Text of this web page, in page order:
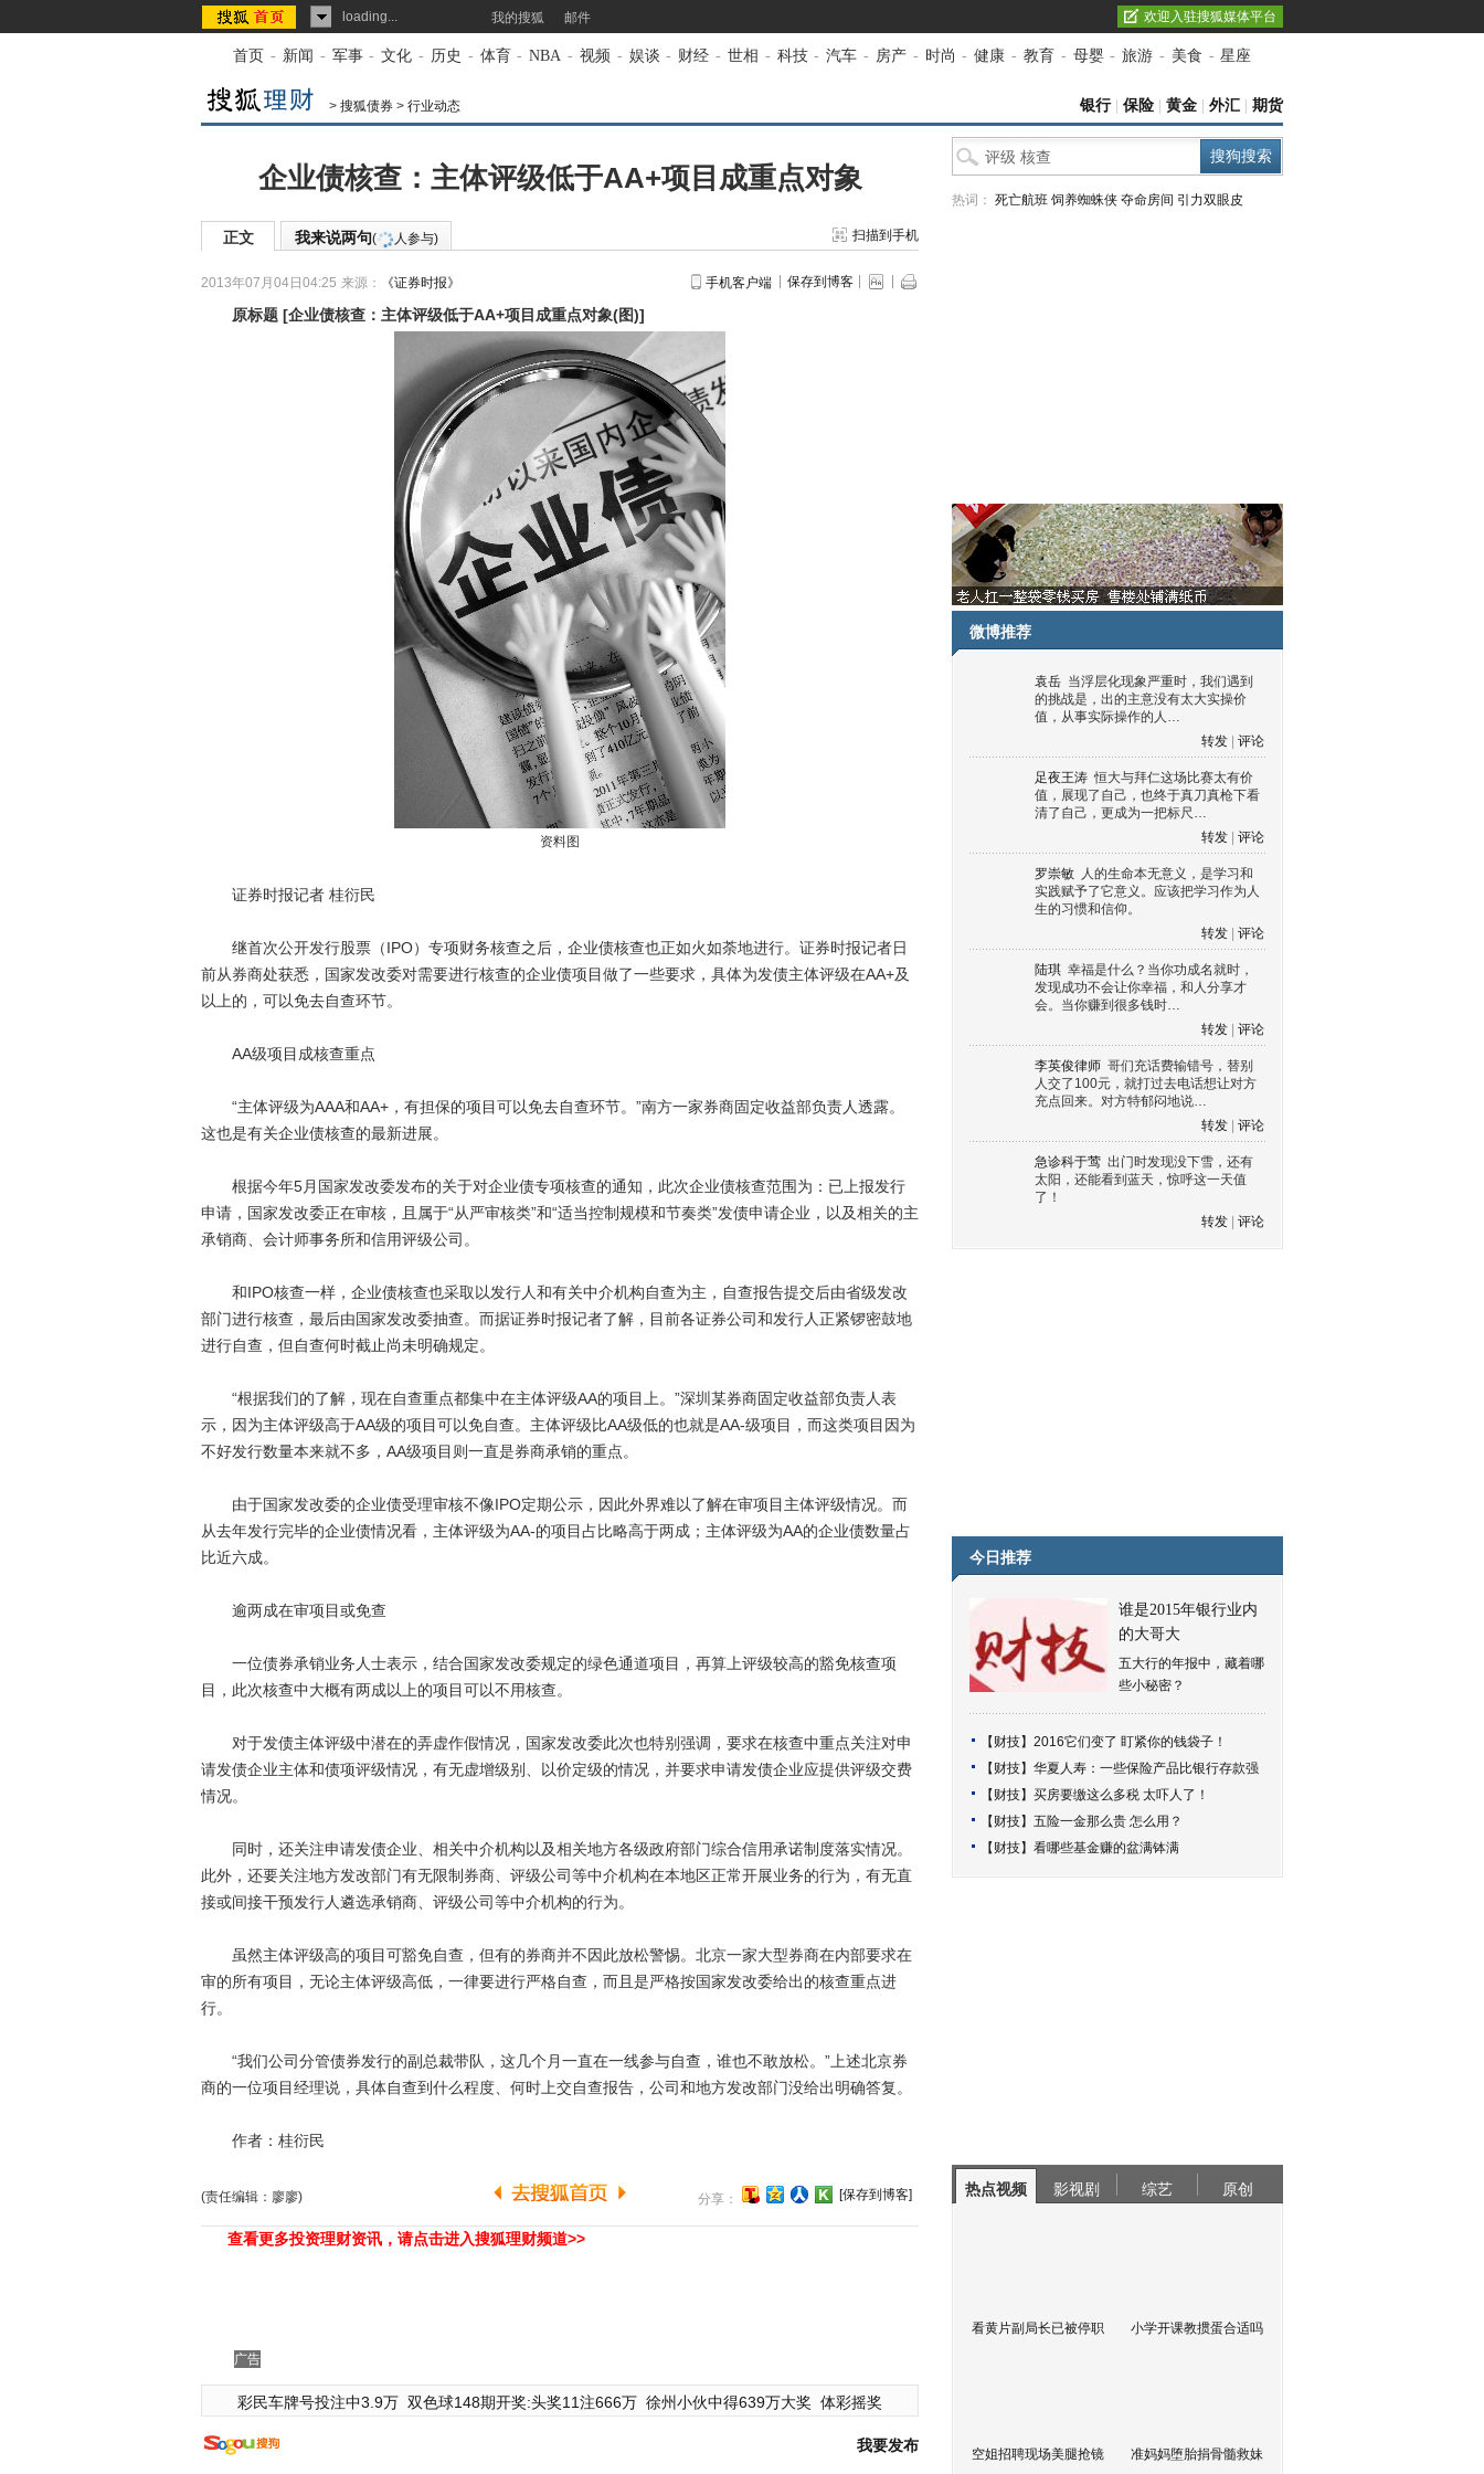
loading... 我的搜狐 邮件 欢迎入驻搜狐媒体平台
首页 - 新闻 - 军事 - 文化 - 历史 - 体育 - NBA - 视频 - 娱谈 - 财经 - 世相 - 科技 - 汽车 - 房产 - 时尚 - 健康 - 教育 - 母婴 - 旅游 - 美食 - 星座
> 搜狐债券 > 行业动态 银行| 保险 黄金 外汇 期货
企业债核查：主体评级低于AA+项目成重点对象
正文 我来说两句( 人参与) 扫描到手机
2013年07月04日04:25 来源： 《证券时报》 手机客户端 保存到博客
原标题 [企业债核查：主体评级低于AA+项目成重点对象(图)]
资料图
证券时报记者 桂衍民
继首次公开发行股票（IPO）专项财务核查之后，企业债核查也正如火如荼地进行。证券时报记者日
前从券商处获悉，国家发改委对需要进行核查的企业债项目做了一些要求，具体为发债主体评级在AA+及
以上的，可以免去自查环节。
AA级项目成核查重点
“主体评级为AAA和AA+，有担保的项目可以免去自查环节。”南方一家券商固定收益部负责人透露。
这也是有关企业债核查的最新进展。
根据今年5月国家发改委发布的关于对企业债专项核查的通知，此次企业债核查范围为：已上报发行
申请，国家发改委正在审核，且属于“从严审核类”和“适当控制规模和节奏类”发债申请企业，以及相关的主
承销商、会计师事务所和信用评级公司。
和IPO核查一样，企业债核查也采取以发行人和有关中介机构自查为主，自查报告提交后由省级发改
部门进行核查，最后由国家发改委抽查。而据证券时报记者了解，目前各证券公司和发行人正紧锣密鼓地
进行自查，但自查何时截止尚未明确规定。
“根据我们的了解，现在自查重点都集中在主体评级AA的项目上。”深圳某券商固定收益部负责人表
示，因为主体评级高于AA级的项目可以免自查。主体评级比AA级低的也就是AA-级项目，而这类项目因为
不好发行数量本来就不多，AA级项目则一直是券商承销的重点。
由于国家发改委的企业债受理审核不像IPO定期公示，因此外界难以了解在审项目主体评级情况。而
从去年发行完毕的企业债情况看，主体评级为AA-的项目占比略高于两成；主体评级为AA的企业债数量占
比近六成。
逾两成在审项目或免查
一位债券承销业务人士表示，结合国家发改委规定的绿色通道项目，再算上评级较高的豁免核查项
目，此次核查中大概有两成以上的项目可以不用核查。
对于发债主体评级中潜在的弄虚作假情况，国家发改委此次也特别强调，要求在核查中重点关注对申
请发债企业主体和债项评级情况，有无虚增级别、以价定级的情况，并要求申请发债企业应提供评级交费
情况。
同时，还关注申请发债企业、相关中介机构以及相关地方各级政府部门综合信用承诺制度落实情况。
此外，还要关注地方发改部门有无限制券商、评级公司等中介机构在本地区正常开展业务的行为，有无直
接或间接干预发行人遴选承销商、评级公司等中介机构的行为。
虽然主体评级高的项目可豁免自查，但有的券商并不因此放松警惕。北京一家大型券商在内部要求在
审的所有项目，无论主体评级高低，一律要进行严格自查，而且是严格按国家发改委给出的核查重点进
行。
“我们公司分管债券发行的副总裁带队，这几个月一直在一线参与自查，谁也不敢放松。”上述北京券
商的一位项目经理说，具体自查到什么程度、何时上交自查报告，公司和地方发改部门没给出明确答复。
作者：桂衍民
(责任编辑：廖廖) 分享： [保存到博客]
查看更多投资理财资讯，请点击进入搜狐理财频道>>
广告
彩民车牌号投注中3.9万 双色球148期开奖:头奖11注666万 徐州小伙中得639万大奖 体彩摇奖
我要发布
热词： 死亡航班 饲养蜘蛛侠 夺命房间 引力双眼皮
微博推荐
袁岳 当浮层化现象严重时，我们遇到
的挑战是，出的主意没有太大实操价
值，从事实际操作的人…
转发
评论
足夜王涛 恒大与拜仁这场比赛太有价
值，展现了自己，也终于真刀真枪下看
清了自己，更成为一把标尺…
转发
评论
罗崇敏 人的生命本无意义，是学习和
实践赋予了它意义。应该把学习作为人
生的习惯和信仰。
转发
评论
陆琪 幸福是什么？当你功成名就时，
发现成功不会让你幸福，和人分享才
会。当你赚到很多钱时…
转发
评论
李英俊律师 哥们充话费输错号，替别
人交了100元，就打过去电话想让对方
充点回来。对方特郁闷地说…
转发
评论
急诊科于莺 出门时发现没下雪，还有
太阳，还能看到蓝天，惊呼这一天值
了！
转发
评论
今日推荐
谁是2015年银行业内
的大哥大
五大行的年报中，藏着哪
些小秘密？
【财技】 2016它们变了 盯紧你的钱袋子！
【财技】 华夏人寿：一些保险产品比银行存款强
【财技】 买房要缴这么多税 太吓人了！
【财技】 五险一金那么贵 怎么用？
【财技】 看哪些基金赚的盆满钵满
热点视频 影视剧 综艺 原创
看黄片副局长已被停职 小学开课教掼蛋合适吗
空姐招聘现场美腿抢镜 准妈妈堕胎捐骨髓救妹